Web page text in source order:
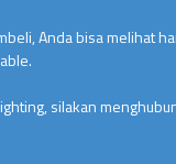
Anda bisa melihat
silakan